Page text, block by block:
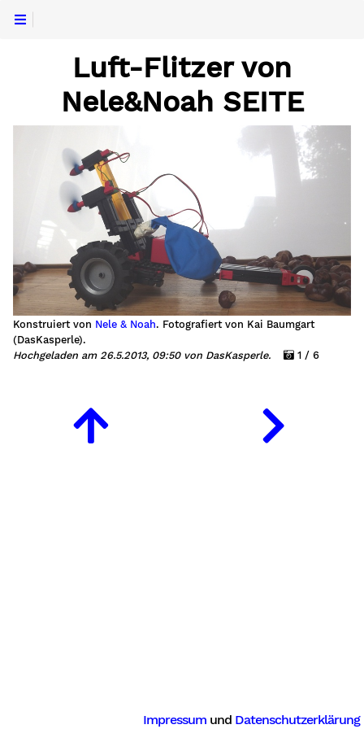
Luft-Flitzer von
Nele&Noah SEITE
Konstruiert von Nele & Noah. Fotografiert von Kai Baumgart
(DasKasperle).
Hochgeladen am 26.5.2013, 09:50 von DasKasperle.
1 / 6
Impressum und Datenschutzerklärung